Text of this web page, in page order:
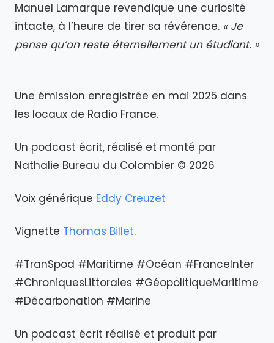
Manuel Lamarque revendique une curiosité
intacte, à l’heure de tirer sa révérence. « Je
pense qu’on reste éternellement un étudiant. »
Une émission enregistrée en mai 2025 dans
les locaux de Radio France.
Un podcast écrit, réalisé et monté par
Nathalie Bureau du Colombier © 2026
Voix générique Eddy Creuzet
Vignette Thomas Billet.
#TranSpod #Maritime #Océan #FranceInter
#ChroniquesLittorales #GéopolitiqueMaritime
#Décarbonation #Marine
Un podcast écrit réalisé et produit par